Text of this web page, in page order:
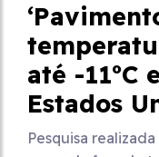
até -11ºC
Estados
Pesquisa